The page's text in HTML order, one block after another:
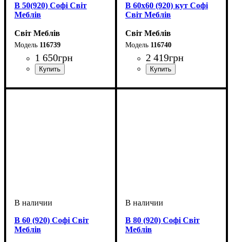
В 50(920) Софі Світ
Меблів
Світ Меблів
116739
1 650грн
В 60х60 (920) кут Софі
Світ Меблів
Світ Меблів
116740
2 419грн
В 60 (920) Софі Світ
Меблів
В 80 (920) Софі Світ
Меблів